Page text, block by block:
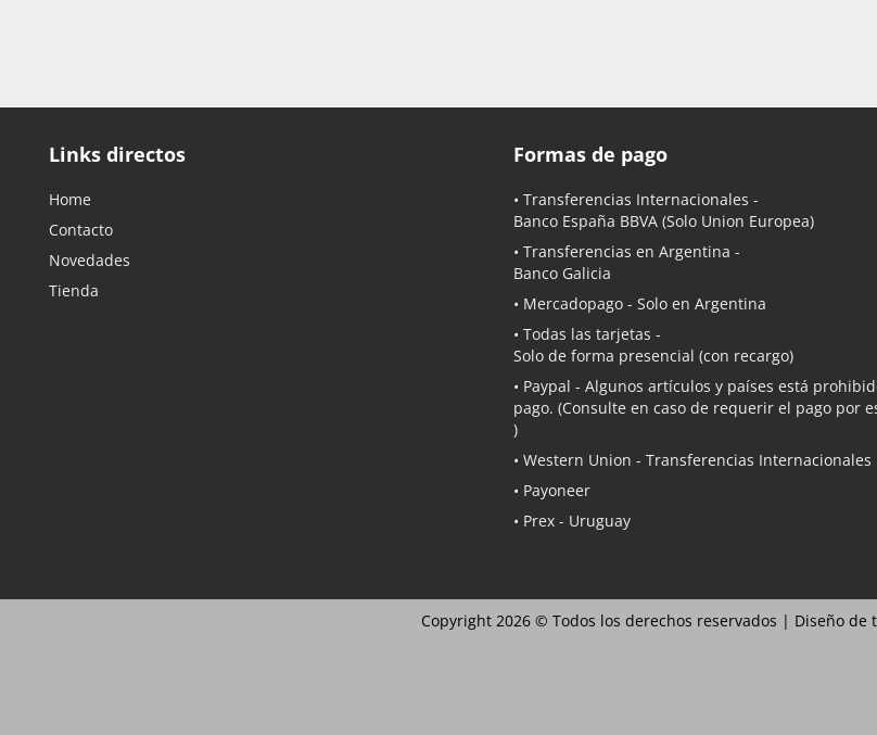
Links directos
Home
Contacto
Novedades
Tienda
Formas de pago
• Transferencias Internacionales -
Banco España BBVA (Solo Union Europea)
• Transferencias en Argentina -
Banco Galicia
• Mercadopago - Solo en Argentina
• Todas las tarjetas -
Solo de forma presencial (con recargo)
• Paypal - Algunos artículos y países está
pago. (Consulte en caso de requerir el pago por
)
• Western Union - Transferencias Internacionales
• Payoneer
• Prex - Uruguay
Copyright 2026 © Todos los derechos reservados | Diseño de